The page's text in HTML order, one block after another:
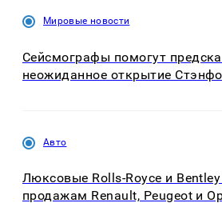
Мировые новости
Сейсмографы помогут
неожиданное открытие
Авто
Люксовые Rolls-Royce и
продажам Renault, Peugeot и